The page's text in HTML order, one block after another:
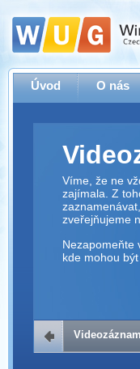
Úvod O nás
Víme, že ne
zajímala. Z
zveřejňujeme
Nezapomeňte
kde mohou